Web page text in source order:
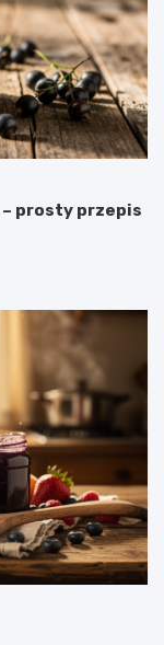
prosty przepis